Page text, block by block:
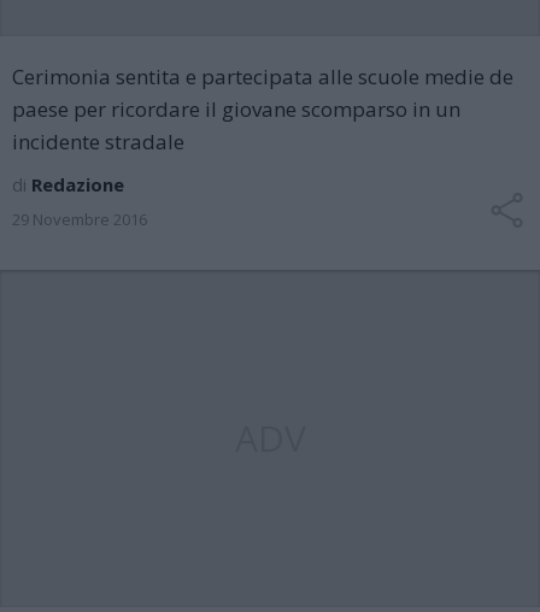
Cerimonia sentita e partecipata alle scuole medie de
paese per ricordare il giovane scomparso in un
incidente stradale
di Redazione
29 Novembre 2016